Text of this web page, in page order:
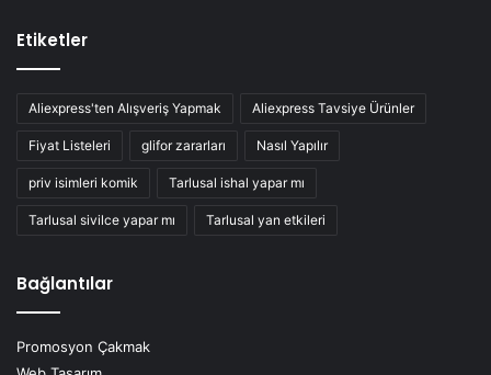
Etiketler
Aliexpress'ten Alışveriş Yapmak Aliexpress Tavsiye Ürünler
Fiyat Listeleri glifor zararları Nasıl Yapılır
priv isimleri komik Tarlusal ishal yapar mı
Tarlusal sivilce yapar mı Tarlusal yan etkileri
Bağlantılar
Promosyon Çakmak